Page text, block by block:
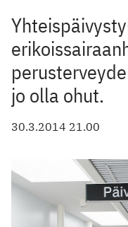
jo olla ohut.
30.3.2014 21.00